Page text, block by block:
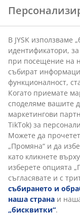
Артикул: 2729702
Отзиви
(0)
Доставка
В JYSK използваме
идентификатори,
при посещение на
събират
функционалност,
Когато приемате
споделяме вашите
маркетингови
TikTok) за
Можете да
„Промяна“ и да
като кликнете
изберете опцията
съгласявате и с
събирането и
наша страна и
„бисквитки“.